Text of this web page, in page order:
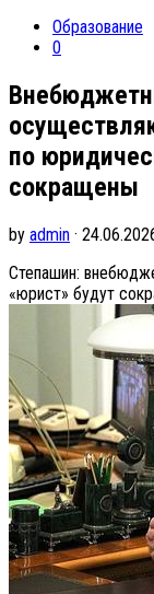
Образование
0
по
сокращены
by admin ·
Степашин:
«юрист» будут